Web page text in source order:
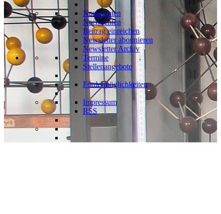
Nachrichten
Nachrichten
Beitrag einreichen
Newsletter abonnieren
Newsletter Archiv
Termine
Stellenangebote
Fördermöglichkeiten
Impressum
RSS